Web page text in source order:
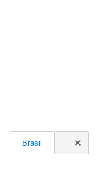
Brasil